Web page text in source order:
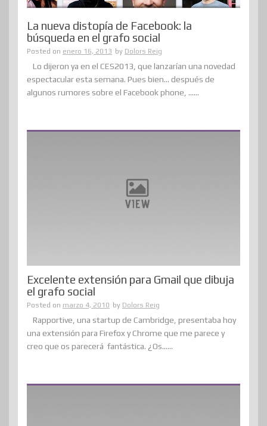
La nueva distopía de Facebook: la
búsqueda en el grafo social
Posted on enero 16, 2013 by Dolors Reig
Lo dijeron ya en el CES2013, que lanzarían una novedad
espectacular esta semana. Pues bien… después de
algunos rumores sobre el Facebook phone, ......
Excelente extensión para Gmail que dibuja
el grafo social
Posted on marzo 4, 2010 by Dolors Reig
Rapportive, una startup de Cambridge, presentaba hoy
una extensión para Firefox y Chrome que me parece y
creo que os parecerá fantástica. ¿Os......